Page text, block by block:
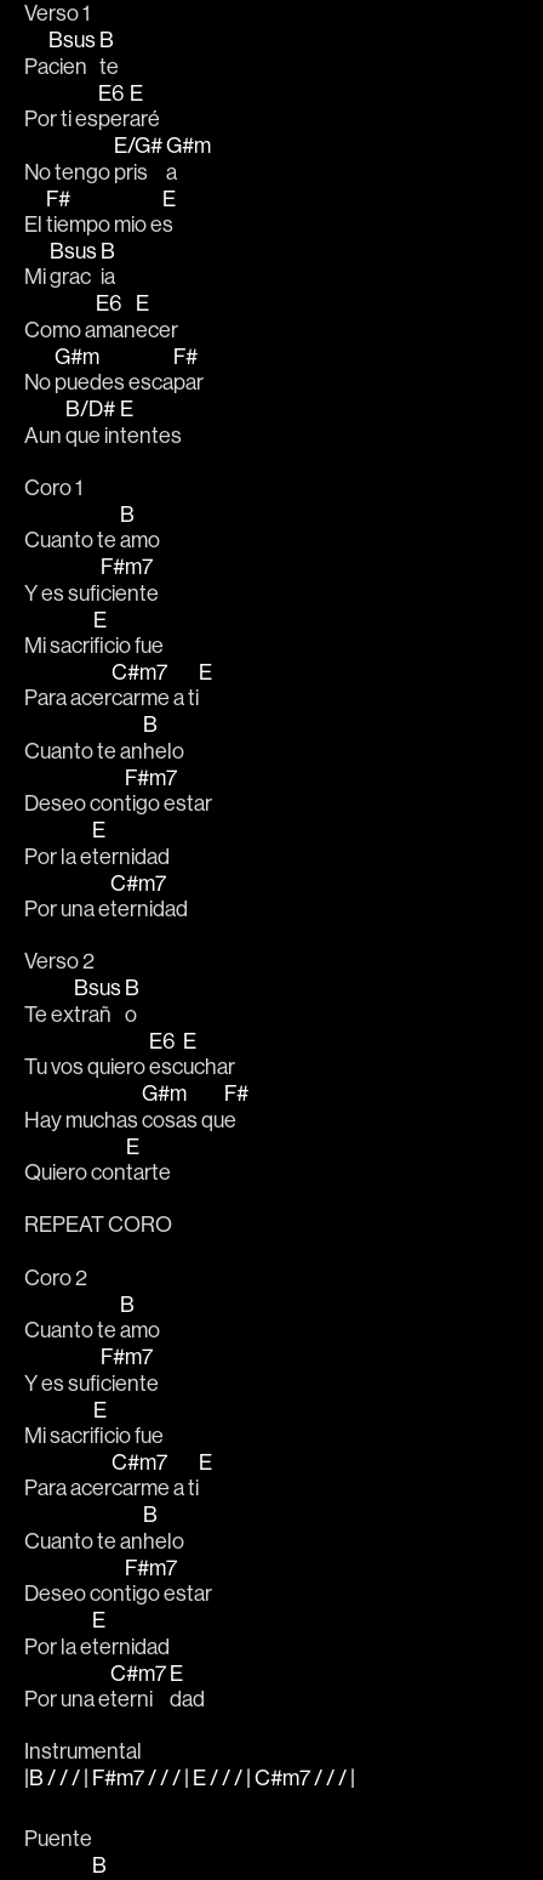
Verso 1
Pa
Bsus
cien
B
te
Por ti es
E6
per
E
aré
No tengo
E/G#
pris
G#m
a
El
F#
tiempo mio e
E
s
Mi
Bsus
grac
B
ia
Como a
E6
man
E
ecer
No
G#m
puedes esca
F#
par
Aun
B/D#
que in
E
tentes
Coro 1
Cuanto te
B
amo
Y es sufi
F#m7
ciente
Mi sacri
E
ficio fue
Para acer
C#m7
carme a ti
E
Cuanto te an
B
helo
Deseo con
F#m7
tigo estar
Por la e
E
ternidad
Por una e
C#m7
ternidad
Verso 2
Te ex
Bsus
trañ
B
o
Tu vos quiero
E6
esc
E
uchar
Hay muchas
G#m
cosas qu
F#
e
Quiero con
E
tarte
REPEAT CORO
Coro 2
Cuanto te
B
amo
Y es sufi
F#m7
ciente
Mi sacri
E
ficio fue
Para acer
C#m7
carme a ti
E
Cuanto te an
B
helo
Deseo con
F#m7
tigo estar
Por la e
E
ternidad
Por una e
C#m7
terni
E
dad
Instrumental
|B / / / | F#m7 / / / | E / / / | C#m7 / / / |
Puente
B